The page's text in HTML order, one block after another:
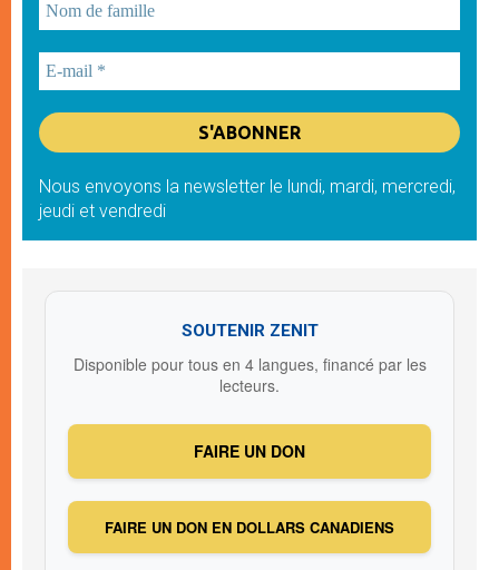
Nous envoyons la newsletter le lundi, mardi, mercredi,
jeudi et vendredi
SOUTENIR ZENIT
Disponible pour tous en 4 langues, financé par les
lecteurs.
FAIRE UN DON
FAIRE UN DON EN DOLLARS CANADIENS